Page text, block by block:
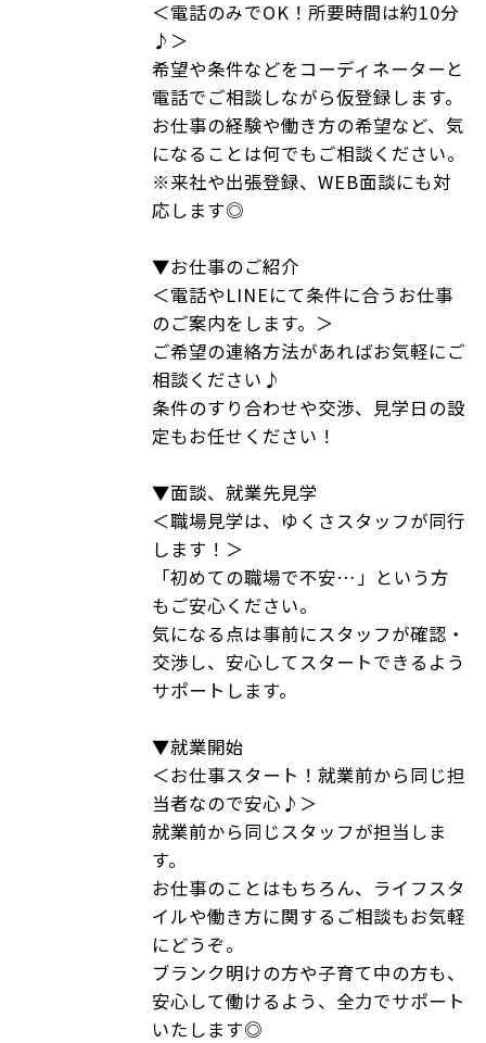
＜電話のみでOK！所要時間は約10分
♪＞
希望や条件などをコーディネーターと
電話でご相談しながら仮登録します。
お仕事の経験や働き方の希望など、気
になることは何でもご相談ください。
※来社や出張登録、WEB面談にも対
応します◎
▼お仕事のご紹介
＜電話やLINEにて条件に合うお仕事
のご案内をします。＞
ご希望の連絡方法があればお気軽にご
相談ください♪
条件のすり合わせや交渉、見学日の設
定もお任せください！
▼面談、就業先見学
＜職場見学は、ゆくさスタッフが同行
します！＞
「初めての職場で不安…」という方
もご安心ください。
気になる点は事前にスタッフが確認・
交渉し、安心してスタートできるよう
サポートします。
▼就業開始
＜お仕事スタート！就業前から同じ担
当者なので安心♪＞
就業前から同じスタッフが担当しま
す。
お仕事のことはもちろん、ライフスタ
イルや働き方に関するご相談もお気軽
にどうぞ。
ブランク明けの方や子育て中の方も、
安心して働けるよう、全力でサポート
いたします◎